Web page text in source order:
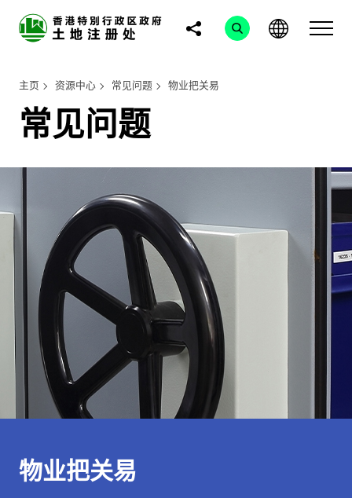
主页 资源中心 常见问题 物业把关易
常见问题
物业把关易